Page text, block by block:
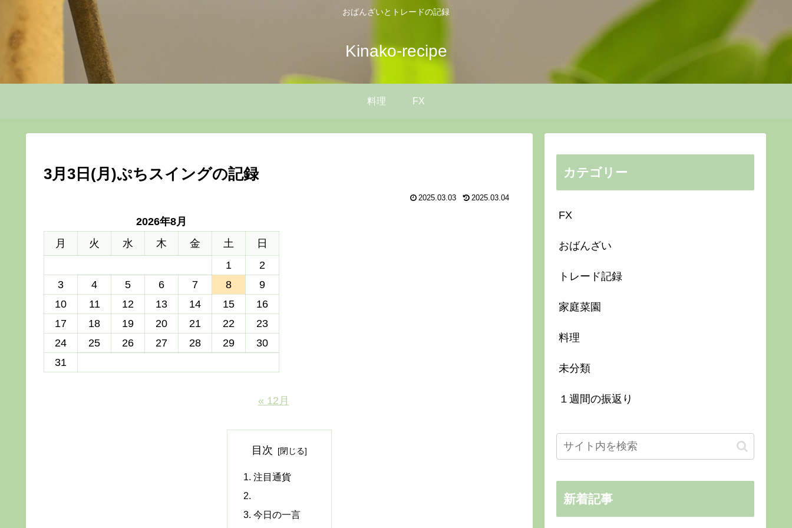
おばんざいとトレードの記録
Kinako-recipe
料理 FX
3月3日(月)ぷちスイングの記録
2025.03.03 2025.03.04
2026年8月
月
火 水 木 金 土
日
1
2
3
4 5 6 7 8
9
10
11 12 13 14 15
16
17
18 19 20 21 22
23
24
25 26 27 28 29
30
31
« 12月
目次
注目通貨
今日の一言
カテゴリー
FX
おばんざい
トレード記録
家庭菜園
料理
未分類
１週間の振返り
新着記事